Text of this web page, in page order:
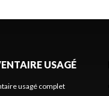
USAGÉ
usagé complet